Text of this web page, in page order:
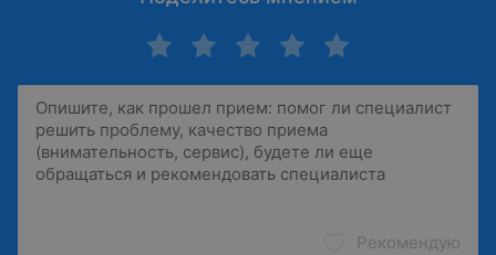
Рекомендую